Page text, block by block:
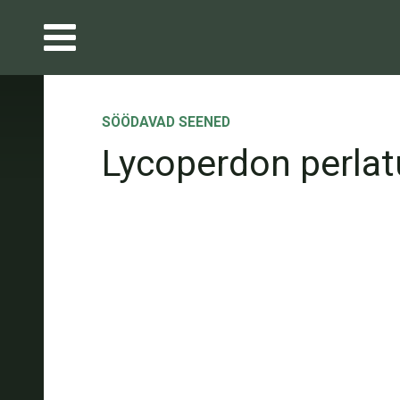
SÖÖDAVAD SEENED
Lycoperdon